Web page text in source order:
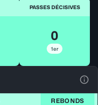
PASSES DÉCISIVES
0
1er
REBONDS